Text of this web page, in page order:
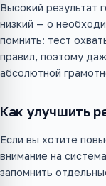
Высокий результат
низкий — о
помнить: тест
правил, поэтому
абсолютной
Как улучшить
Если вы хотите
внимание на
запомнить